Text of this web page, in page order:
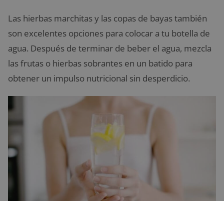
Las hierbas marchitas y las copas de bayas también
son excelentes opciones para colocar a tu botella de
agua. Después de terminar de beber el agua, mezcla
las frutas o hierbas sobrantes en un batido para
obtener un impulso nutricional sin desperdicio.